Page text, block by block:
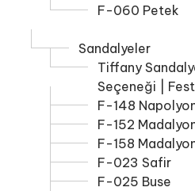
F-060 Petek
Sandalyeler
Tiffany
Seçeneği |
F-148
F-152
F-158
F-023 Safir
F-025 Buse